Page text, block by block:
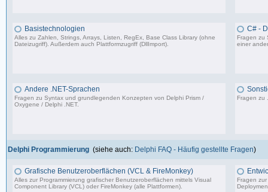
Basistechnologien
Alles zu Zahlen, Strings, Arrays, Listen, RegEx, Base Class Library (ohne
Dateizugriff). Außerdem auch Plattformzugriff (DllImport).
C# -
Fragen zu
einer
Andere .NET-Sprachen
Fragen zu Syntax und grundlegenden Konzepten von Delphi Prism /
Oxygene / Delphi .NET.
Fragen zu
Delphi Programmierung (siehe auch: Delphi FAQ - Häufig gestellte Fragen)
Grafische Benutzeroberflächen (VCL & FireMonkey)
Alles zur Programmierung grafischer Benutzeroberflächen mittels Visual
Component Library (VCL) oder FireMonkey (alle Plattformen).
Fragen